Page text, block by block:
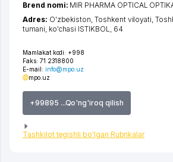
Mamlakat kodi: +998
Faks: 71 2318800
E-mail: info@mpo.uz
mpo.uz
+99895 ...Qo'ng'iroq qilish
Tashkilot tegishli bo'lgan Rubrikalar
Brend nomi: MIR PHARMA OPTICAL
Adres: O'zbekiston,Toshkent viloyati,
tumani, ko'chasi ISTIKBOL, 64